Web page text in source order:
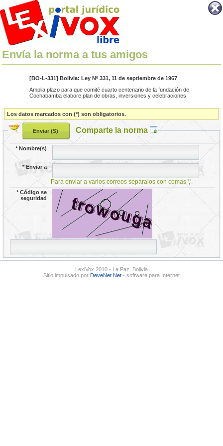
Envía la norma a tus amigos
[BO-L-331] Bolivia: Ley Nº 331, 11 de septiembre de 1967
Amplia plazo para que comité cuarto centenario de la fundación de
Cochabamba elabore plan de obras, inversiones y celebraciones
Los datos marcados con (*) son obligatorios.
Comparte la norma
*Nombre(s)
*Enviar a
Para enviar a varios correos sepáralos con comas ','.
*Código se
seguridad
LexiVox 2010 - La Paz, Bolivia
Sitio impulsado por DeveNet.Net - software para Internet